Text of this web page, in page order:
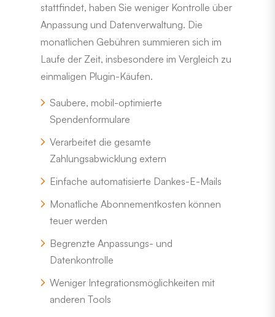
stattfindet, haben Sie weniger Kontrolle über
Anpassung und Datenverwaltung. Die
monatlichen Gebühren summieren sich im
Laufe der Zeit, insbesondere im Vergleich zu
einmaligen Plugin-Käufen.
Saubere, mobil-optimierte
Spendenformulare
Verarbeitet die gesamte
Zahlungsabwicklung extern
Einfache automatisierte Dankes-E-Mails
Monatliche Abonnementkosten können
teuer werden
Begrenzte Anpassungs- und
Datenkontrolle
Weniger Integrationsmöglichkeiten mit
anderen Tools